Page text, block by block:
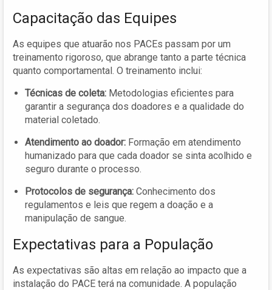
Capacitação das Equipes
As equipes que atuarão nos PACEs passam por um
treinamento rigoroso, que abrange tanto a parte técnica
quanto comportamental. O treinamento inclui:
Técnicas de coleta: Metodologias eficientes para
garantir a segurança dos doadores e a qualidade do
material coletado.
Atendimento ao doador: Formação em atendimento
humanizado para que cada doador se sinta acolhido e
seguro durante o processo.
Protocolos de segurança: Conhecimento dos
regulamentos e leis que regem a doação e a
manipulação de sangue.
Expectativas para a População
As expectativas são altas em relação ao impacto que a
instalação do PACE terá na comunidade. A população